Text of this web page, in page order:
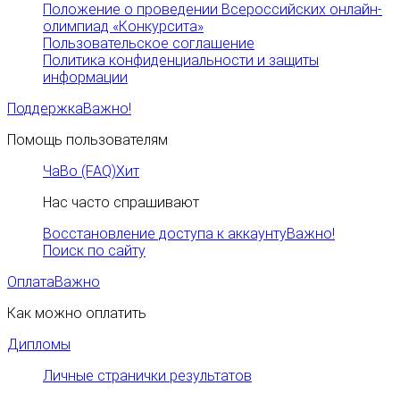
Положение о проведении Всероссийских онлайн-
олимпиад «Конкурсита»
Пользовательское соглашение
Политика конфиденциальности и защиты
информации
ПоддержкаВажно!
Помощь пользователям
ЧаВо (FAQ)Хит
Нас часто спрашивают
Восстановление доступа к аккаунтуВажно!
Поиск по сайту
ОплатаВажно
Как можно оплатить
Дипломы
Личные странички результатов